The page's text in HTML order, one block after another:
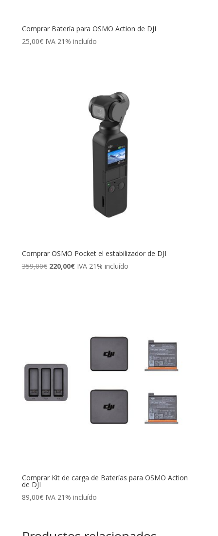
Comprar Batería para OSMO Action de DJI
25,00€ IVA 21% incluído
Comprar OSMO Pocket el estabilizador de DJI
359,00€ El
220,00€ElIVA 21% incluído
Comprar Kit de carga de Baterías para OSMO Action
de DJI
89,00€ IVA 21% incluído